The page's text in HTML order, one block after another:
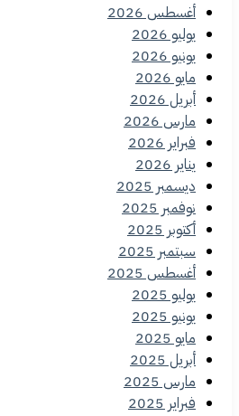
أغسطس 2026
يوليو 2026
يونيو 2026
مايو 2026
أبريل 2026
مارس 2026
فبراير 2026
يناير 2026
ديسمبر 2025
نوفمبر 2025
أكتوبر 2025
سبتمبر 2025
أغسطس 2025
يوليو 2025
يونيو 2025
مايو 2025
أبريل 2025
مارس 2025
فبراير 2025